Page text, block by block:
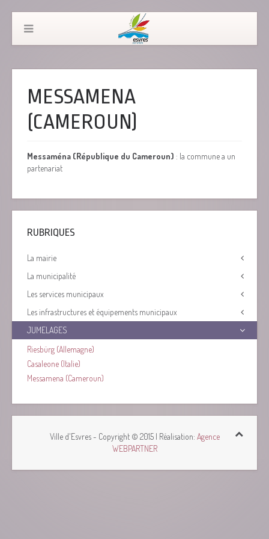
MESSAMENA
(CAMEROUN)
Messaména (République du Cameroun) : la commune a un
partenariat
RUBRIQUES
La mairie
La municipalité
Les services municipaux
Les infrastructures et équipements municipaux
JUMELAGES
Riesbürg (Allemagne)
Casaleone (Italie)
Messamena (Cameroun)
Ville d'Esvres - Copyright © 2015 | Réalisation: Agence
WEBPARTNER